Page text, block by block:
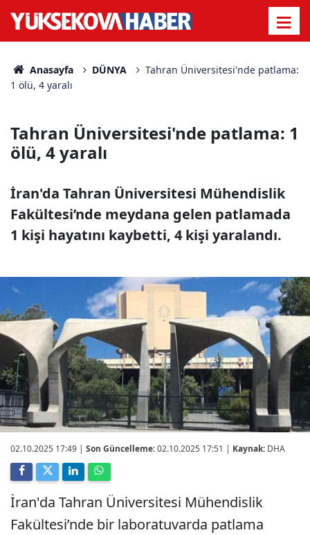
Anasayfa DÜNYA
Tahran Üniversitesi'nde patlama:
1 ölü, 4 yaralı
Tahran Üniversitesi'nde patlama: 1
ölü, 4 yaralı
İran'da Tahran Üniversitesi Mühendislik
Fakültesi’nde meydana gelen patlamada
1 kişi hayatını kaybetti, 4 kişi yaralandı.
02.10.2025 17:49 | Son Güncelleme:02.10.2025 17:51 | Kaynak: DHA
İran'da Tahran Üniversitesi Mühendislik
Fakültesi’nde bir laboratuvarda patlama